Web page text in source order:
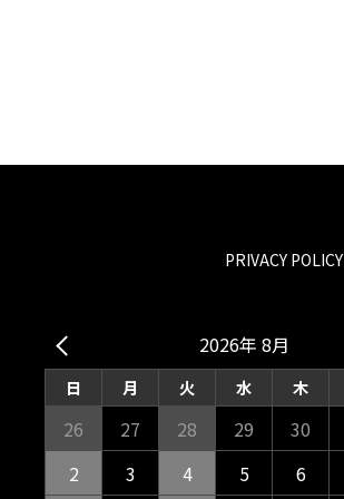
PRIVACY POLICY
2026年 8月
日 月 火 水 木
26 27 28 29 30
2
3 4 5 6